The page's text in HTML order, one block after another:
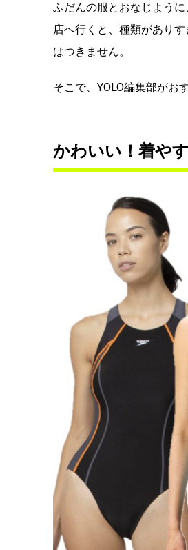
ふだんの服とおなじよう
店へ行くと、種類があり
はつきません。
そこで、YOLO編集部がお
かわいい！着や